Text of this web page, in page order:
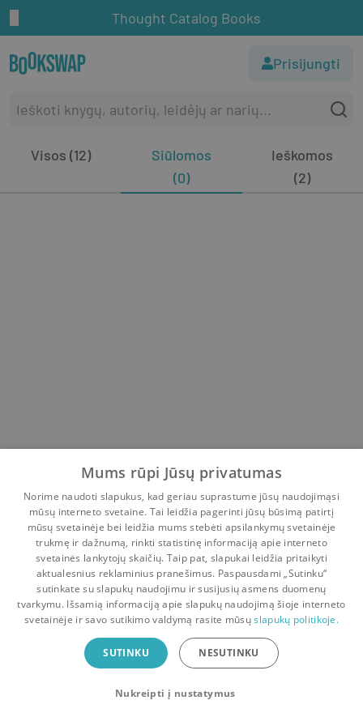
Thought Catalog Books
Prisijungti
Visos (12)
Siūlomos
(0)
Ieškomos
(2)
Pradinis Krepšelis Pokalbiai Pranešimai Paskyra
Bookswap programėlė
Mainykis knygomis dar patogiau!
Uždaryti
Mums rūpi Jūsų privatumas
Norime naudoti slapukus, kad geriau suprastume jūsų naudojimąsi
mūsų interneto svetaine. Tai leidžia pagerinti jūsų būsimą patirtį
mūsų svetainėje bei leidžia mums stebėti apsilankymų svetainėje
trukmę ir dažnumą, rinkti statistinę informaciją apie interneto
svetainės lankytojų skaičių. Taip pat, slapukai leidžia pritaikyti
aktualesnius reklaminius pranešimus. Paspausdami „Sutinku“
sutinkate su slapukų naudojimu ir susijusių asmens duomenų
tvarkymu. Išsamią informaciją apie slapukų naudojimą šioje interneto
svetainėje ir savo sutikimo valdymą rasite mūsųslapukų politikoje.
SUTINKU NESUTINKU
Nukreipti į nustatymus